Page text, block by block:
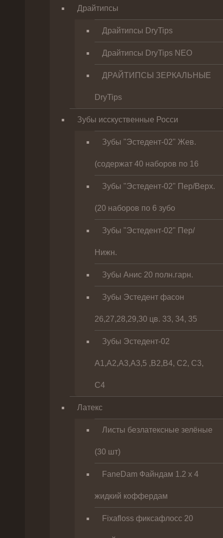
Драйтипсы
Драйтипсы DryTips
Драйтипсы DryTips NEO
ДРАЙТИПСЫ ЗЕРКАЛЬНЫЕ
DryTips
Зубы исскуственные Росси
Зубы "Эстедент-02" Жев.
(содержат 40 наборов по 16
Зубы "Эстедент-02" Пер/Верх.
(20 наборов по 6 зубо
Зубы "Эстедент-02" Пер/
Нижн.
Зубы Анис 20 полн.гарн.
Зубы Эстедент фасон
26,27,28,29,30 цв. 33, 34, 35
Зубы Эстедент-02
А1,А2,А3,А3,5 ,В2,В4, С2, С3,
С4
Латекс
Листы безлатексные зелёные
(30 шт)
FaneDam Файндам 1.2 х 4
жидкий коффердам
Fixafloss фиксафлосс 20